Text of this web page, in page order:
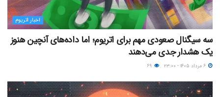
اخبار اتریوم
سه سیگنال صعودی مهم برای اتریوم؛ اما داده‌های آنچین هنوز
یک هشدار جدی می‌دهند